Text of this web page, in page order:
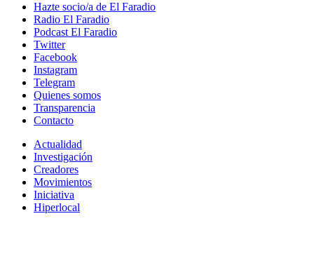
Hazte socio/a de El Faradio
Radio El Faradio
Podcast El Faradio
Twitter
Facebook
Instagram
Telegram
Quienes somos
Transparencia
Contacto
Actualidad
Investigación
Creadores
Movimientos
Iniciativa
Hiperlocal